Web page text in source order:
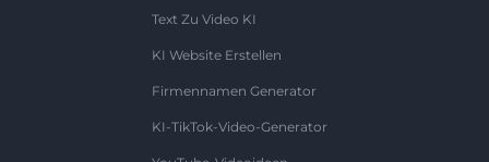
Text Zu Video KI
KI Website Erstellen
Firmennamen Generator
KI-TikTok-Video-Generator